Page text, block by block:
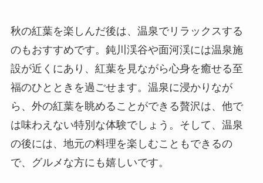
秋の紅葉を楽しんだ後は、温泉でリラックスする
のもおすすめです。鈍川渓谷や面河渓には温泉施
設が近くにあり、紅葉を見ながら心身を癒せる至
福のひとときを過ごせます。温泉に浸かりなが
ら、外の紅葉を眺めることができる贅沢は、他で
は味わえない特別な体験でしょう。そして、温泉
の後には、地元の料理を楽しむこともできるの
で、グルメな方にも嬉しいです。